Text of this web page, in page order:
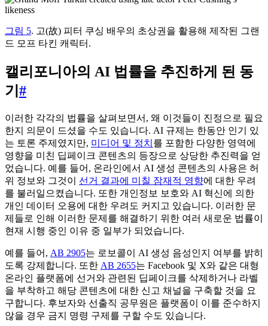
그림 5. 고(故) 피터 쿠싱 배우의 초상권을 활용해 제작된 그랜
드 모프 타킨 캐릭터.
캘리포니아의 AI 법률을 추진하게 된 동
기 #
이러한 각각의 법률을 살펴보면서, 왜 이것들이 진정으로 필요
한지 의문이 드셨을 수도 있습니다. AI 규제는 한동안 인기 있
는 토론 주제였지만, 미디어 및 정치 를 포함한 다양한 영역에
영향을 미친 딥페이크 콘텐츠의 등장으로 상당한 추진력을 얻
었습니다. 예를 들어, 온라인에서 AI 생성 콘텐츠의 사용은 허
위 정보와 그것이 선거 결과에 미칠 잠재적 영향에 대한 우려
를 불러일으켰습니다. 또한 개인정보 보호와 AI 혁신에 의한
개인 데이터 오용에 대한 우려도 커지고 있습니다. 이러한 문
제들로 인해 이러한 문제를 해결하기 위한 여러 새로운 법률이
현재 시행 중인 이유 중 일부가 되었습니다.
예를 들어, AB 2905는 로보콜이 AI 생성 음성인지 여부를 밝히
도록 강제합니다. 또한 AB 2655는 Facebook 및 X와 같은 대형
온라인 플랫폼에 선거와 관련된 딥페이크를 삭제하거나 라벨
을 부착하고 해당 콘텐츠에 대한 신고 채널을 구축할 것을 요
구합니다. 후보자와 선출직 공무원은 플랫폼이 이를 준수하지
않을 경우 금지 명령 구제를 구할 수도 있습니다.